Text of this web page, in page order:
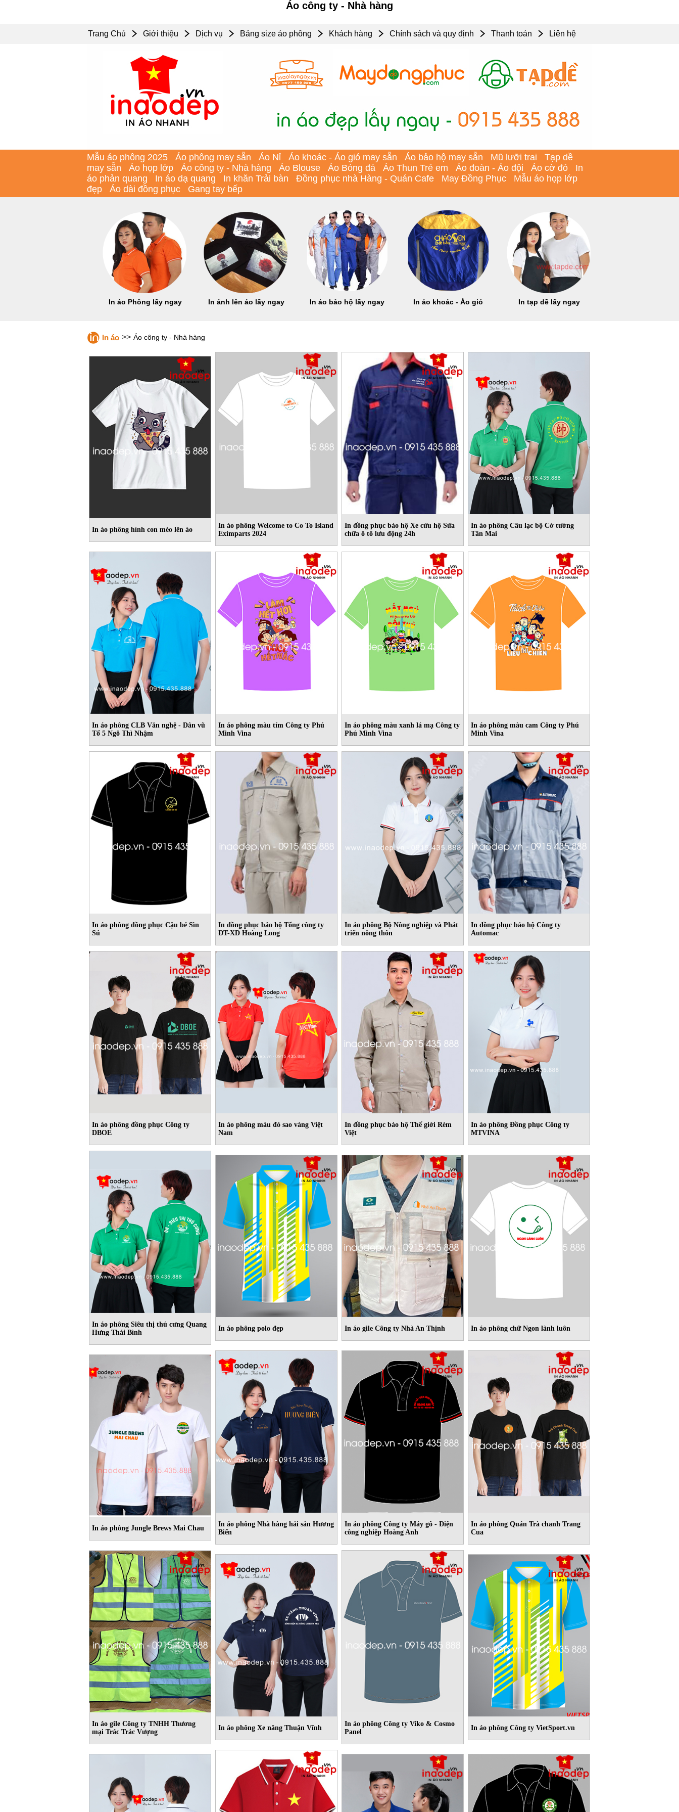
Áo công ty - Nhà hàng
Trang Chủ Giới thiệu Dịch vụ Bảng size áo phông Khách hàng Chính sách và quy định Thanh toán Liên hệ
Mẫu áo phông 2025 Áo phông may sẵn Áo Nỉ Áo khoác - Áo gió may sẵn Áo bảo hộ may sẵn Mũ lưỡi trai
Tạp dề
may sẵn
Áo họp lớp Áo công ty - Nhà hàng Áo Blouse Áo Bóng đá Áo Thun Trẻ em Áo đoàn - Áo đội Áo cờ đỏ
In
áo phản quang
In áo dạ quang In khăn Trải bàn Đồng phục nhà Hàng - Quán Cafe May Đồng Phục
Mẫu áo họp lớp
đẹp
Áo dài đồng phục Gang tay bếp
In áo Phông lấy ngay In ảnh lên áo lấy ngay In áo bảo hộ lấy ngay In áo khoác - Áo gió In tạp dề lấy ngay
In áo >> Áo công ty - Nhà hàng
In áo phông hình con mèo lên áo
In áo phông Welcome to Co To Island
Eximparts 2024
In đồng phục bảo hộ Xe cứu hộ Sửa
chữa ô tô lưu động 24h
In áo phông Câu lạc bộ Cờ tướng
Tân Mai
In áo phông CLB Văn nghệ - Dân vũ
Tổ 5 Ngô Thì Nhậm
In áo phông màu tím Công ty Phú
Minh Vina
In áo phông màu xanh lá mạ Công ty
Phú Minh Vina
In áo phông màu cam Công ty Phú
Minh Vina
In áo phông đồng phục Cậu bé Sìn
Sú
In đồng phục bảo hộ Tổng công ty
ĐT-XD Hoàng Long
In áo phông Bộ Nông nghiệp và Phát
triển nông thôn
In đồng phục bảo hộ Công ty
Automac
In áo phông đồng phục Công ty
DBOE
In áo phông màu đỏ sao vàng Việt
Nam
In đồng phục bảo hộ Thế giới Rèm
Việt
In áo phông Đồng phục Công ty
MTVINA
In áo phông Siêu thị thú cưng Quang
Hưng Thái Bình
In áo phông polo đẹp In áo gile Công ty Nhà An Thịnh In áo phông chữ Ngon lành luôn
In áo phông Jungle Brews Mai Chau
In áo phông Nhà hàng hải sản Hương
Biển
In áo phông Công ty Máy gỗ - Điện
công nghiệp Hoàng Anh
In áo phông Quán Trà chanh Trang
Cua
In áo gile Công ty TNHH Thương
mại Trác Trác Vượng
In áo phông Xe nâng Thuận Vĩnh
In áo phông Công ty Viko & Cosmo
Panel
In áo phông Công ty VietSport.vn